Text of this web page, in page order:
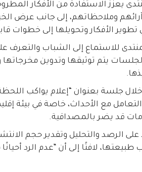
يعزز الاستفادة من الأفكار
وملاحظاتهم، إلى جانب عرض
الأفكار وتحويلها إلى خطوات
للاستماع إلى الشباب والتعرف
يتم توثيقها وتدوين مخرجاتها
جلسة بعنوان “إعلام يواكب
مع الأحداث، خاصة في بيئة
قد يضر بالمصداقية.
الرصد والتحليل وتقدير حجم
لافتًا إلى أن “عدم الرد